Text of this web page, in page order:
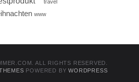
travel
www
ALL RIGHTS RESERVED.
POWERED BYWORDPRESS